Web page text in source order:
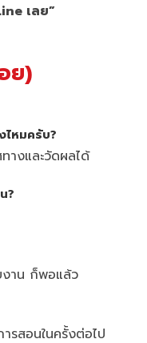
เลย”
ย)
ไหมครับ?
างและวัดผลได้
?
งาน ก็พอแล้ว
รสอนในครั้งต่อไป